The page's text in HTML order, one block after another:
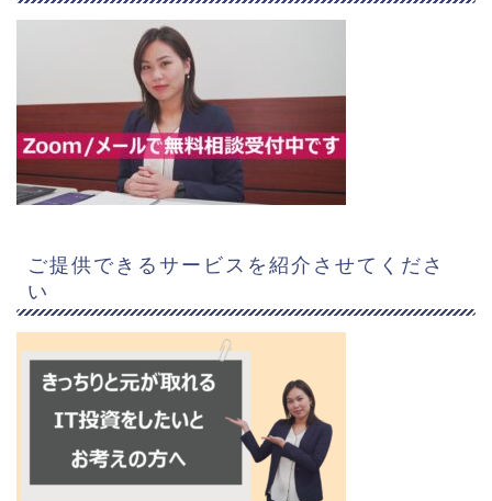
ご提供できるサービスを紹介させてくださ
い